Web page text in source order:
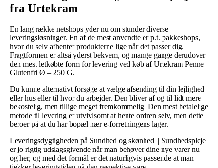
fra Urtekram
En lang række netshops yder nu om stunder diverse
leveringsløsninger. En af de mest anvendte er p.t. pakkeshops,
hvor du selv afhenter produkterne lige når det passer dig.
Fragtformen er altså yderst bekvem, og mange gange derudover
den mest letkøbte form for levering ved køb af Urtekram Penne
Glutenfri Ø – 250 G.
Du kunne alternativt forsøge at vælge afsending til din lejlighed
eller hus eller til hvor du arbejder. Den bliver af og til lidt mere
bekostelig, men tillige meget fremkommelig. Den mest betalelige
metode til levering er utvivlsomt at hente ordren selv, men dette
beroer på at du har bopæl nær e-forretningens lager.
Leveringsdygtigheden på Sundhed og skønhed || Sundhedspleje
er jo rigtig udslagsgivende når man behøver dine nye varer nu
og her, og med det formål er det naturligvis passende at man